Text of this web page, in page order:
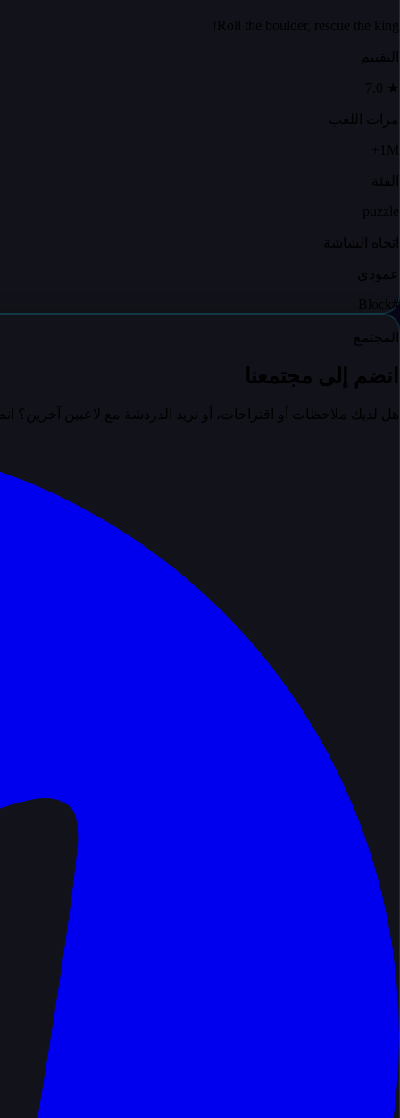
Roll the boulder, rescue the king!
التقييم
★
7.0
مرات اللعب
1M+
الفئة
puzzle
اتجاه الشاشة
عمودي
#
Block
المجتمع
انضم إلى مجتمعنا
هل لديك ملاحظات أو اقتراحات، أو تريد الدردشة مع لاعبين